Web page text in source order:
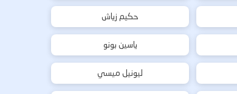
حكيم زياش
ياسين بونو
ليونيل ميسي